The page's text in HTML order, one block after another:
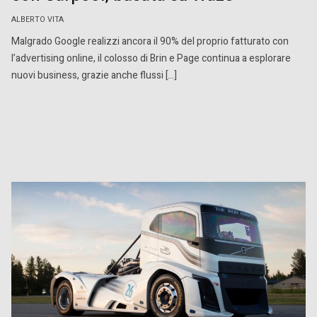
ALBERTO VITA
Malgrado Google realizzi ancora il 90% del proprio fatturato con
l’advertising online, il colosso di Brin e Page continua a esplorare
nuovi business, grazie anche flussi […]